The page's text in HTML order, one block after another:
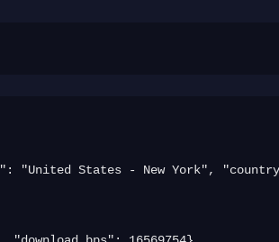
"United States - New York",